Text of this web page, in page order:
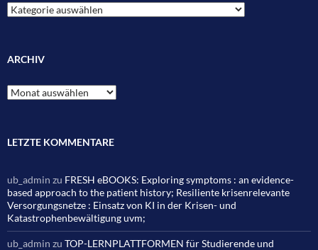
Kategorien
ARCHIV
Archiv
LETZTE KOMMENTARE
ub_admin zu FRESH eBOOKS: Exploring symptoms : an evidence-
based approach to the patient history; Resiliente krisenrelevante
Versorgungsnetze : Einsatz von KI in der Krisen- und
Katastrophenbewältigung uvm;
ub_admin zu TOP-LERNPLATTFORMEN für Studierende und